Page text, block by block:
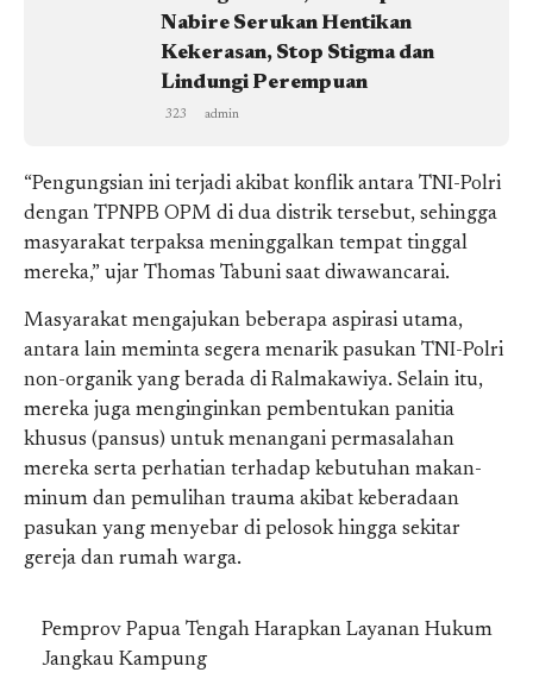
Nabire Serukan Hentikan
Kekerasan, Stop Stigma dan
Lindungi Perempuan
323 admin
“Pengungsian ini terjadi akibat konflik antara TNI-Polri
dengan TPNPB OPM di dua distrik tersebut, sehingga
masyarakat terpaksa meninggalkan tempat tinggal
mereka,” ujar Thomas Tabuni saat diwawancarai.
Masyarakat mengajukan beberapa aspirasi utama,
antara lain meminta segera menarik pasukan TNI-Polri
non-organik yang berada di Ralmakawiya. Selain itu,
mereka juga menginginkan pembentukan panitia
khusus (pansus) untuk menangani permasalahan
mereka serta perhatian terhadap kebutuhan makan-
minum dan pemulihan trauma akibat keberadaan
pasukan yang menyebar di pelosok hingga sekitar
gereja dan rumah warga.
Pemprov Papua Tengah Harapkan Layanan Hukum
Jangkau Kampung